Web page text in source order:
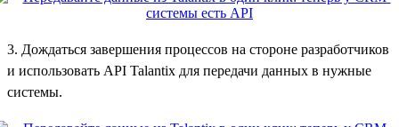
3. Дождаться завершения процессов на стороне разработчиков
и использовать API Talantix для передачи данных в нужные
системы.